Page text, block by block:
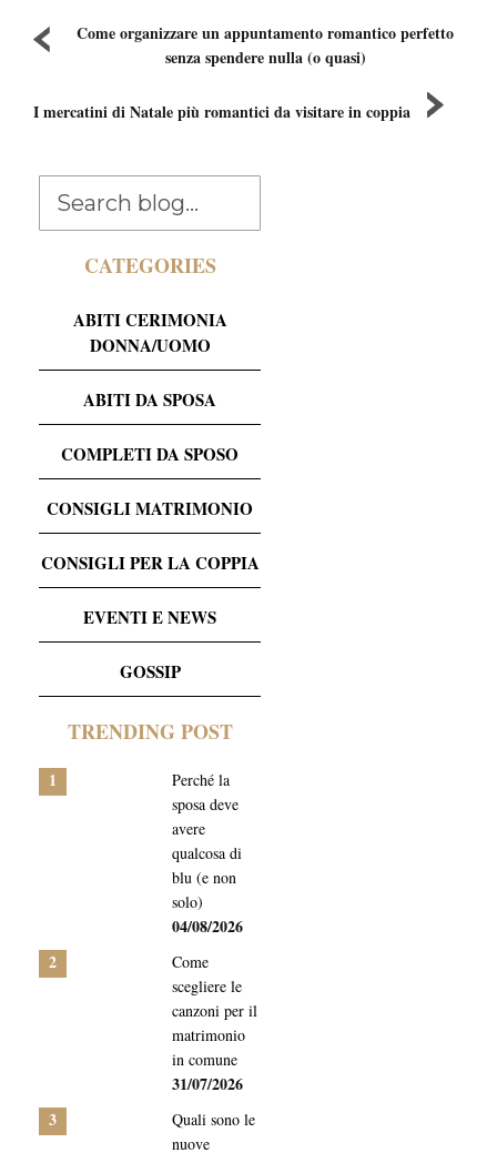
Come organizzare un appuntamento romantico perfetto
senza spendere nulla (o quasi)
I mercatini di Natale più romantici da visitare in coppia
CATEGORIES
ABITI CERIMONIA
DONNA/UOMO
ABITI DA SPOSA
COMPLETI DA SPOSO
CONSIGLI MATRIMONIO
CONSIGLI PER LA COPPIA
EVENTI E NEWS
GOSSIP
TRENDING POST
Perché la
sposa deve
avere
qualcosa di
blu (e non
solo)
04/08/2026
1
Come
scegliere le
canzoni per il
matrimonio
in comune
31/07/2026
2
Quali sono le
nuove
3